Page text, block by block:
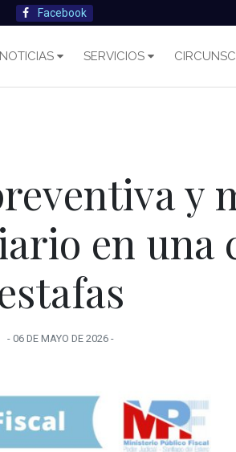
Facebook
NOTICIAS SERVICIOS
y
en una
-06 DE MAYO DE2026 -